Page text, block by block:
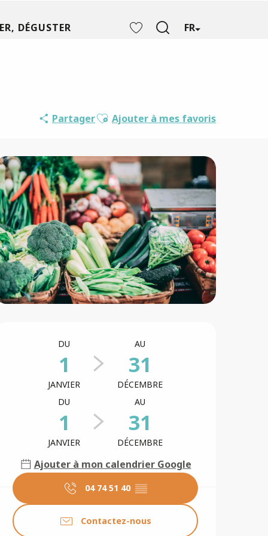
FR
DÉGUSTER
PartagerAjouter aux favoris
Ajouter à mes favoris
et
DU
1
JANVIER
AU
31
DÉCEMBRE
DU
1
JANVIER
AU
31
DÉCEMBRE
Ajouter à mon calendrier Google
04 74 51 40 ▒▒
Contactez-nous